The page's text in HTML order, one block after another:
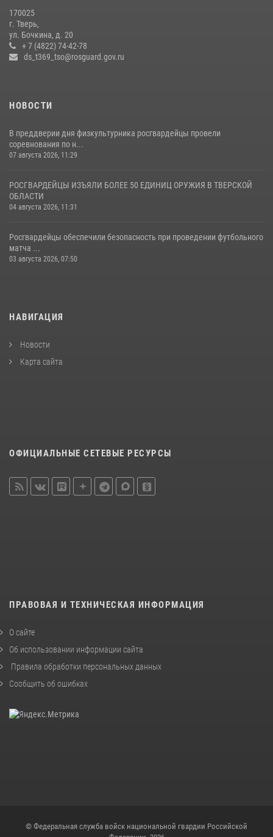
Росгвардейцы оказали помощь водителю на дороге в городе Кашин
22 июля 2026, 08:35
170025
г. Тверь,
ул. Бочкина, д. 20
+ 7 (4822) 74-42-78
ds_t369_tso@rosguard.gov.ru
НОВОСТИ
В преддверии дня физкультурника росгвардейцы провели
соревнования по н...
07 августа 2026, 11:29
РОСГВАРДЕЙЦЫ ИЗЪЯЛИ БОЛЕЕ 50 ЕДИНИЦ ОРУЖИЯ В ТВЕРСКОЙ
ОБЛАСТИ
04 августа 2026, 11:31
Росгвардейцы обеспечили безопасность при проведении футбольного
матча ...
03 августа 2026, 07:50
НАВИГАЦИЯ
Новости
Карта сайта
ОФИЦИАЛЬНЫЕ СЕТЕВЫЕ РЕСУРСЫ
ПРАВОВАЯ И ТЕХНИЧЕСКАЯ ИНФОРМАЦИЯ
О сайте
Об использовании информации сайта
Правила обработки персональных данных
Сообщить об ошибках
© Федеральная служба войск национальной гвардии Российской